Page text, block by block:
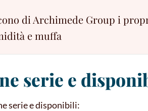
di Archimede Group i
e muffa
serie e
serie e disponibili: